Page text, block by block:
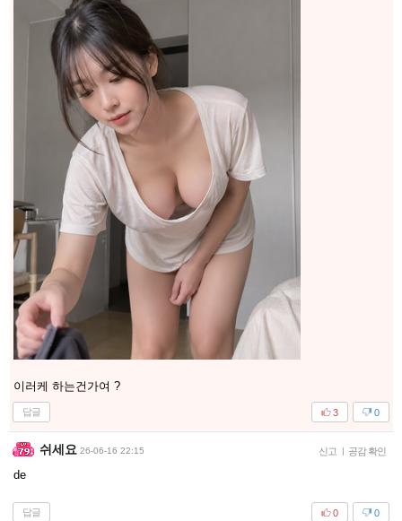
이러케 하는건가여 ?
답글 0
3
쉬세요 26-06-16 22:15 신고 | 공감 확인
de
답글 0
0